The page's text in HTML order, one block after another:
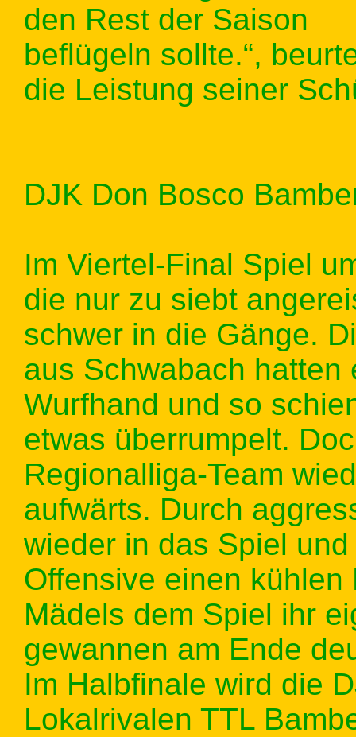
den Rest der Saison
beflügeln sollte.“,
die Leistung seiner
DJK Don Bosco
Im Viertel-Final Spiel
die nur zu siebt
schwer in die Gänge.
aus Schwabach
Wurfhand und so
etwas überrumpelt.
Regionalliga-Team
aufwärts. Durch
wieder in das Spiel
Offensive einen
Mädels dem Spiel ihr
gewannen am Ende
Im Halbfinale wird die
Lokalrivalen TTL